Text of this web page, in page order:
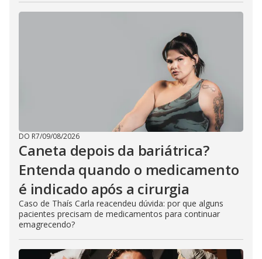
DO R7/09/08/2026
Caneta depois da bariátrica?
Entenda quando o medicamento
é indicado após a cirurgia
Caso de Thaís Carla reacendeu dúvida: por que alguns
pacientes precisam de medicamentos para continuar
emagrecendo?